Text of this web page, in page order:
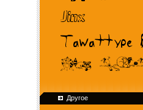
Другое